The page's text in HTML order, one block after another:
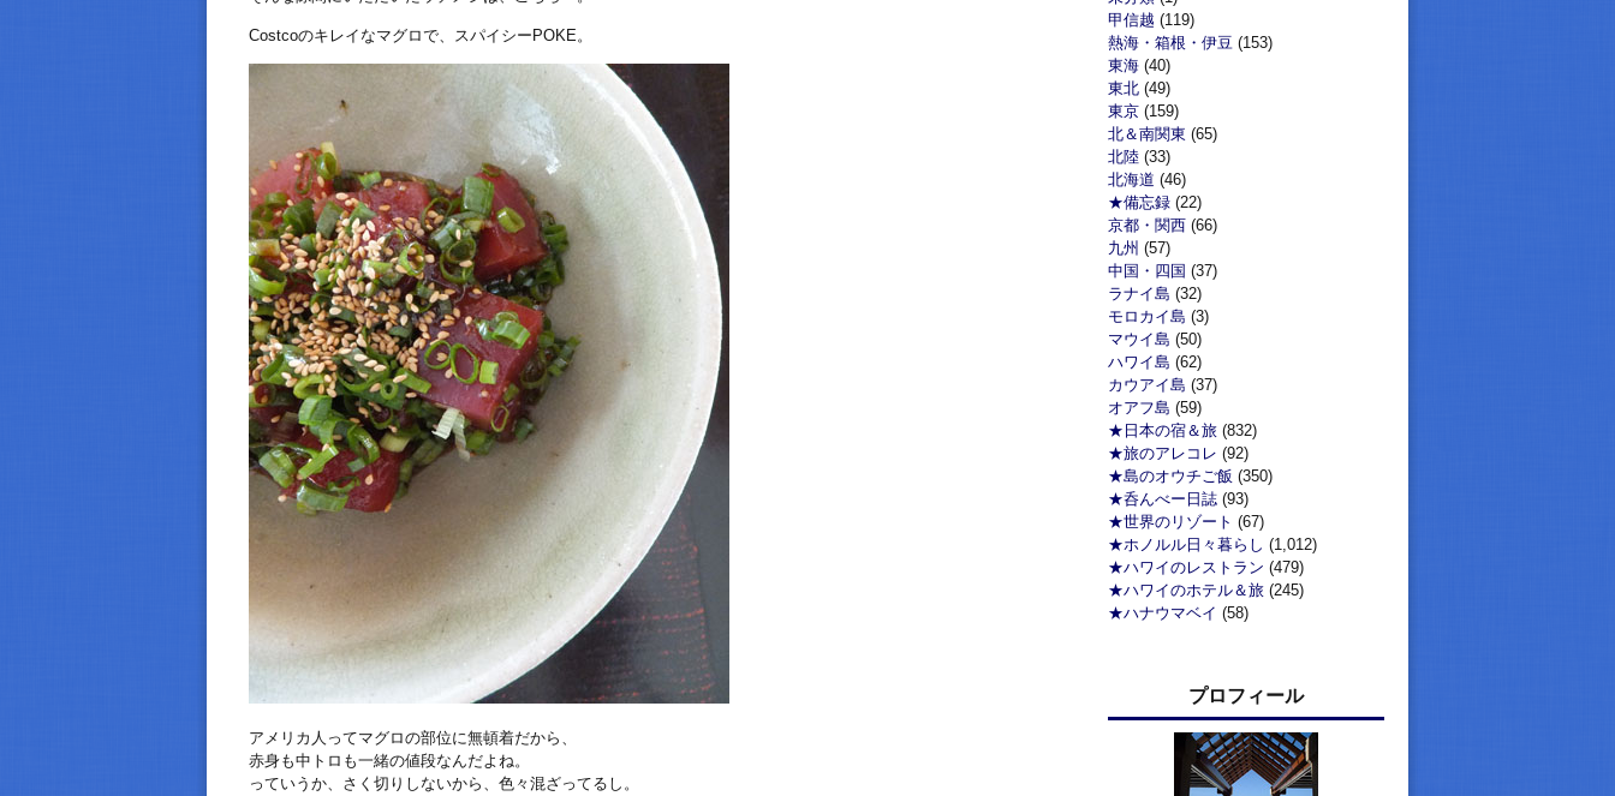
Costcoのキレイなマグロで、スパイシーPOKE。
アメリカ人ってマグロの部位に無頓着だから、
赤身も中トロも一緒の値段なんだよね。
っていうか、さく切りしないから、色々混ざってるし。
甲信越 (119)
熱海・箱根・伊豆 (153)
東海 (40)
東北 (49)
東京 (159)
北＆南関東 (65)
北陸 (33)
北海道 (46)
★備忘録 (22)
京都・関西 (66)
九州 (57)
中国・四国 (37)
ラナイ島 (32)
モロカイ島 (3)
マウイ島 (50)
ハワイ島 (62)
カウアイ島 (37)
オアフ島 (59)
★日本の宿＆旅 (832)
★旅のアレコレ (92)
★島のオウチご飯 (350)
★呑んべー日誌 (93)
★世界のリゾート (67)
★ホノルル日々暮らし (1,012)
★ハワイのレストラン (479)
★ハワイのホテル＆旅 (245)
★ハナウマベイ (58)
プロフィール